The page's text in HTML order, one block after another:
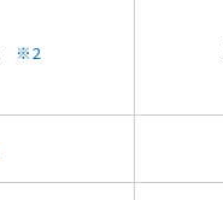
※2